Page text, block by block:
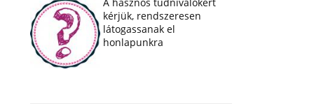
kérjük, rendszeresen
látogassanak el
honlapunkra